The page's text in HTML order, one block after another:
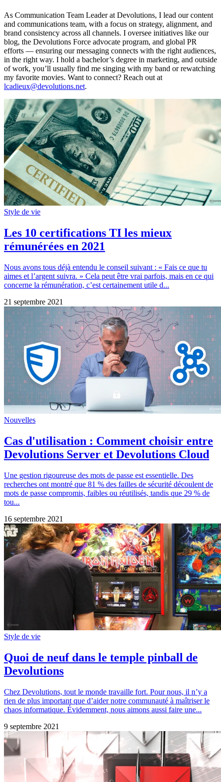
As Communication Team Leader at Devolutions, I lead our content
and communications team, with a focus on strategy, alignment, and
brand consistency across all channels. I oversee initiatives like our
blog, the Devolutions Force advocate program, and global PR
efforts — ensuring our messaging connects with the right audiences,
in the right way. I hold a bachelor’s degree in marketing, and outside
of work, you’ll usually find me singing with my band or rewatching
my favorite movies. Want to connect? Reach out at
lcadieux@devolutions.net.
Style de vie
Les 10 certifications TI les mieux
rémunérées en 2021
Nous avons tous déjà entendu le conseil suivant : « Fais ce que tu
aimes et l’argent suivra. » Cela peut être vrai parfois, mais en ce qui
concerne la rémunération, c’est certainement utile d...
21 septembre 2021
Nouvelles
Cas d'utilisation : Comment choisir entre
Devolutions Server et Devolutions Cloud
Une gestion rigoureuse des mots de passe est essentielle. Des
recherches ont montré que 81 % des failles de sécurité découlent de
mots de passe compromis, faibles ou réutilisés, tandis que 29 % de
tou...
16 septembre 2021
Style de vie
Quoi de neuf dans le temple pinball de
Devolutions
Chez Devolutions, tout le monde travaille fort. Pour nous, il n’y a
rien de plus important que d’aider notre communauté à maîtriser le
chaos informatique. Évidemment, nous aimons aussi faire une...
9 septembre 2021